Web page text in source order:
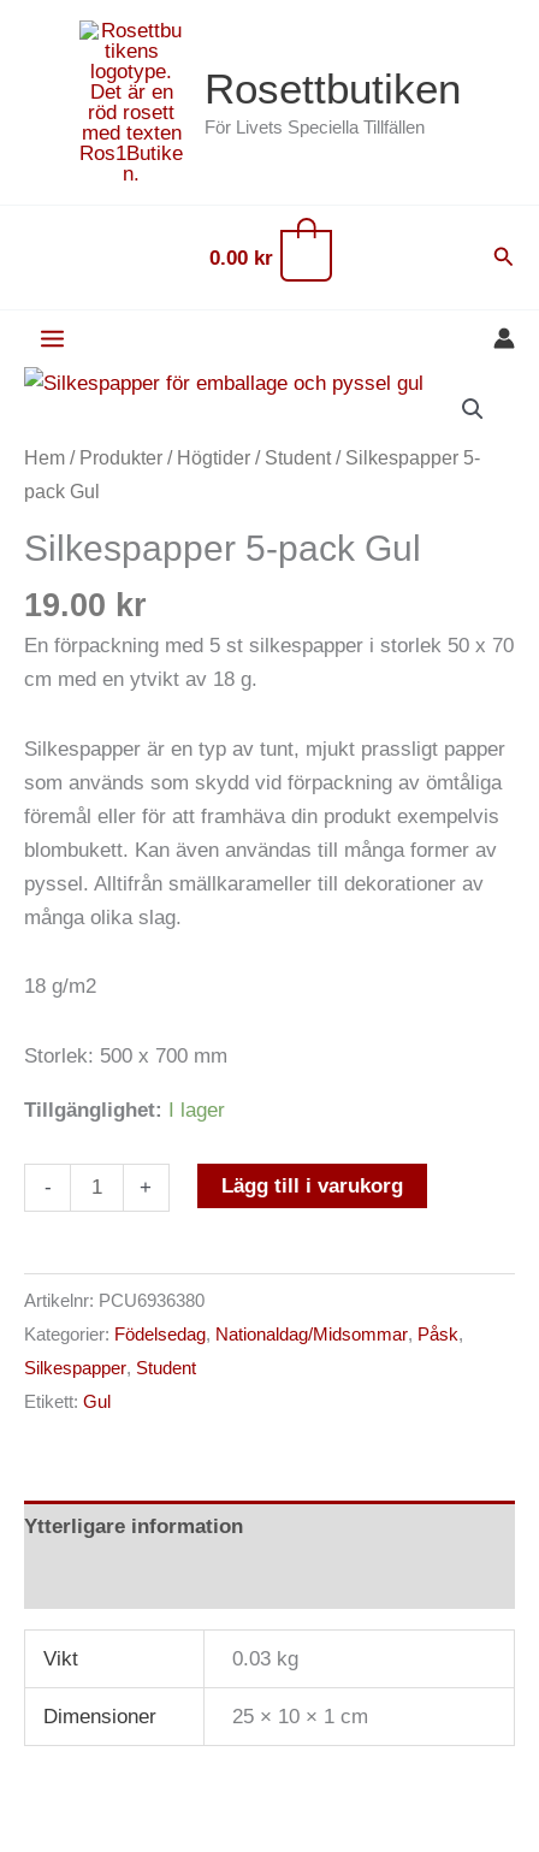
Rosettbutiken
För Livets Speciella Tillfällen
0.00 kr Sök
Hem / Produkter / Högtider / Student/ Silkespapper 5-
pack Gul
Silkespapper 5-pack Gul
19.00 kr
En förpackning med 5 st silkespapper i storlek 50 x 70
cm med en ytvikt av 18 g.
Silkespapper är en typ av tunt, mjukt prassligt papper
som används som skydd vid förpackning av ömtåliga
föremål eller för att framhäva din produkt exempelvis
blombukett. Kan även användas till många former av
pyssel. Alltifrån smällkarameller till dekorationer av
många olika slag.
18 g/m2
Storlek: 500 x 700 mm
Tillgänglighet: I lager
-
Silkespapper
pack
Gul
+ Lägg till i varukorg
Artikelnr: PCU6936380
Kategorier: Födelsedag, Nationaldag/Midsommar, Påsk,
Silkespapper, Student
Etikett: Gul
Ytterligare information
Vikt 0.03 kg
Dimensioner 25 × 10 × 1 cm